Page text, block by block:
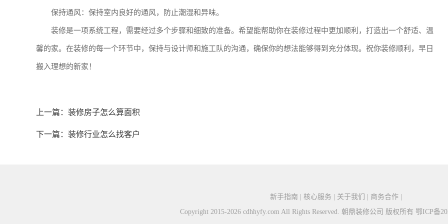
保持通风：保持室内良好的通风，防止潮湿和异味。
装修是一项系统工程，需要经过多个步骤和细致的准备。希望能帮助你在装修过程中更加顺利，打造出一个舒适、温
馨的家。在装修的每一个环节中，保持与设计师和施工队的沟通，确保你的想法能够得到充分体现。祝你装修顺利，早日
搬入理想的新家！
上一篇： 装修房子怎么算面积
下一篇： 装修行业怎么找客户
新手指南 | 核心服务 | 关于我们 | 商务合作 |
Copyright 2015-2026 cdhhyfy.com All Rights Reserved. 朝鼎装修公司 版权所有 鄂ICP备